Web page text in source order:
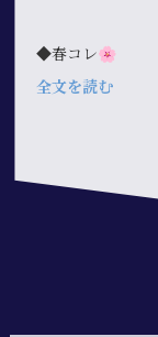
◆春コレ🌸
全文を読む